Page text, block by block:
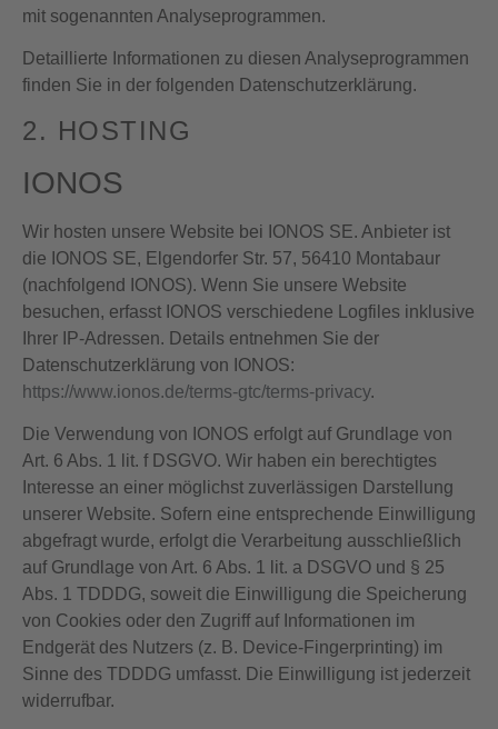
mit sogenannten Analyseprogrammen.
Detaillierte Informationen zu diesen Analyseprogrammen
finden Sie in der folgenden Datenschutzerklärung.
2. HOSTING
IONOS
Wir hosten unsere Website bei IONOS SE. Anbieter ist
die IONOS SE, Elgendorfer Str. 57, 56410 Montabaur
(nachfolgend IONOS). Wenn Sie unsere Website
besuchen, erfasst IONOS verschiedene Logfiles inklusive
Ihrer IP-Adressen. Details entnehmen Sie der
Datenschutzerklärung von IONOS:
https://www.ionos.de/terms-gtc/terms-privacy.
Die Verwendung von IONOS erfolgt auf Grundlage von
Art. 6 Abs. 1 lit. f DSGVO. Wir haben ein berechtigtes
Interesse an einer möglichst zuverlässigen Darstellung
unserer Website. Sofern eine entsprechende Einwilligung
abgefragt wurde, erfolgt die Verarbeitung ausschließlich
auf Grundlage von Art. 6 Abs. 1 lit. a DSGVO und § 25
Abs. 1 TDDDG, soweit die Einwilligung die Speicherung
von Cookies oder den Zugriff auf Informationen im
Endgerät des Nutzers (z. B. Device-Fingerprinting) im
Sinne des TDDDG umfasst. Die Einwilligung ist jederzeit
widerrufbar.